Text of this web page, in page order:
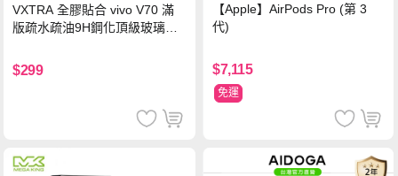
VXTRA 全膠貼合 vivo V70 滿
版疏水疏油9H鋼化頂級玻璃貼
$299
【Apple】AirPods Pro (第 3
代)
$7,115
免運